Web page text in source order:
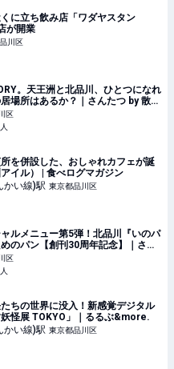
に立ち飲み店「ワダヤスタン
が開業
川区
。天王洲と北品川、ひとつになれ
場所はあるか？｜さんたつ by 散歩
区
を併設した、おしゃれカフェが誕
イル） | 食べログマガジン
かい線)駅 東京都品川区
ルメニュー第5弾！北品川『いのパ
のパン【創刊30周年記念】｜さん
区
ちの世界に没入！新感覚デジタル
怪展 TOKYO」｜るるぶ&more.
かい線)駅 東京都品川区